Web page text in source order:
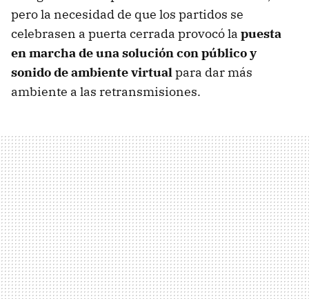
pero la necesidad de que los partidos se
celebrasen a puerta cerrada provocó la puesta
en marcha de una solución con público y
sonido de ambiente virtualpara dar más
ambiente a las retransmisiones.